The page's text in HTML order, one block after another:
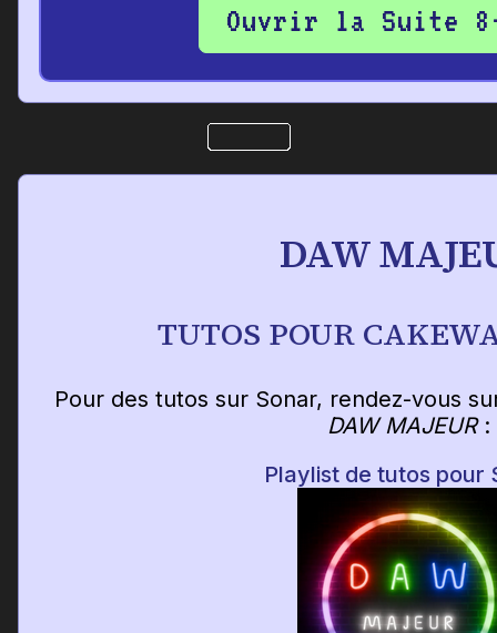
Ouvrir la Suite
DAW
TUTOS POUR
Pour des tutos sur Sonar, rendez-vous
DAW MAJEUR:
Playlist de tutos pour